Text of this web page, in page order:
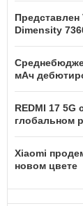
Представлен
Dimensity
мАч
REDMI 17 5G
глобальном
Xiaomi
новом цвете